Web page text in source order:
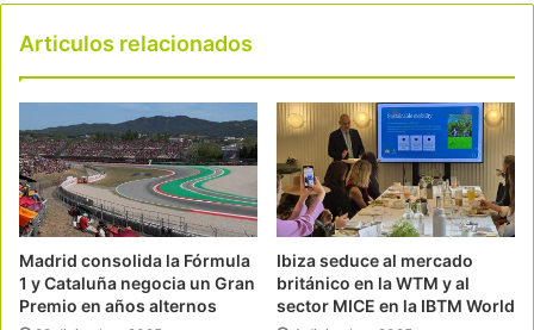
Articulos relacionados
Madrid consolida la Fórmula
1 y Cataluña negocia un Gran
Premio en años alternos
Ibiza seduce al mercado
británico en la WTM y al
sector MICE en la IBTM World